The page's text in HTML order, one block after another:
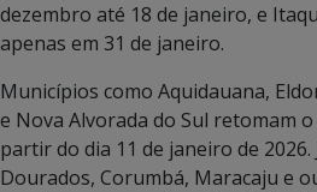
dezembro até 18 de janeiro, e
apenas em 31 de janeiro.
Municípios como Aquidauana,
e Nova Alvorada do Sul retomam
partir do dia 11 de janeiro de 2026.
Dourados, Corumbá, Maracaju e